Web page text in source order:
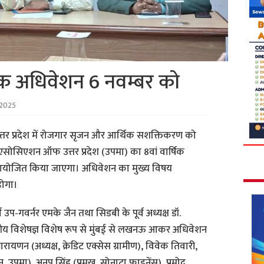
अधिवेशन 6 नवम्बर को
प्रदेश में रोजगार सृजन और आर्थिक सशक्तिकरण को
ऑफ उत्तर प्रदेश (उपमा) का 8वां वार्षिक
किया जाएगा। अधिवेशन का मुख्य विषय
गवर्नर एमके जैन तथा सिडबी के पूर्व अध्यक्ष डॉ.
विशेषज्ञ विशेष रूप से मुंबई से लखनऊ आकर अधिवेशन
(अध्यक्ष, क्रेडिट एक्सेस ग्रामीण), विवेक तिवारी,